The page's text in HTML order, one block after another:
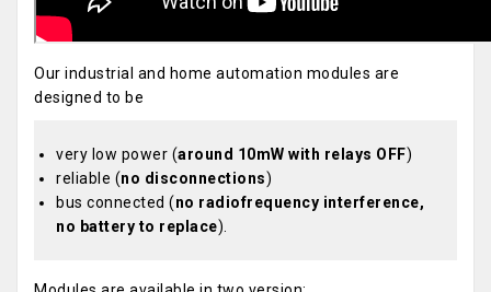
Our industrial and home automation modules are
designed to be
very low power (around 10mW with relays OFF)
reliable (no disconnections)
bus connected (no radiofrequency interference,
no battery to replace).